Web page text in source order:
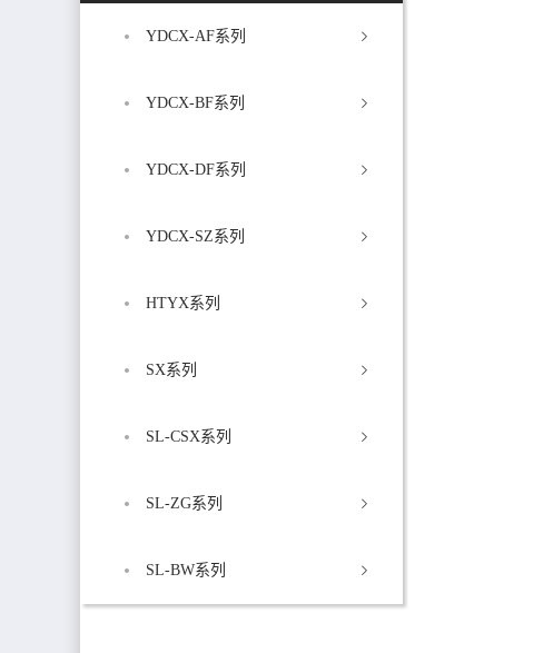
YDCX-AF系列
YDCX-BF系列
YDCX-DF系列
YDCX-SZ系列
HTYX系列
SX系列
SL-CSX系列
SL-ZG系列
SL-BW系列